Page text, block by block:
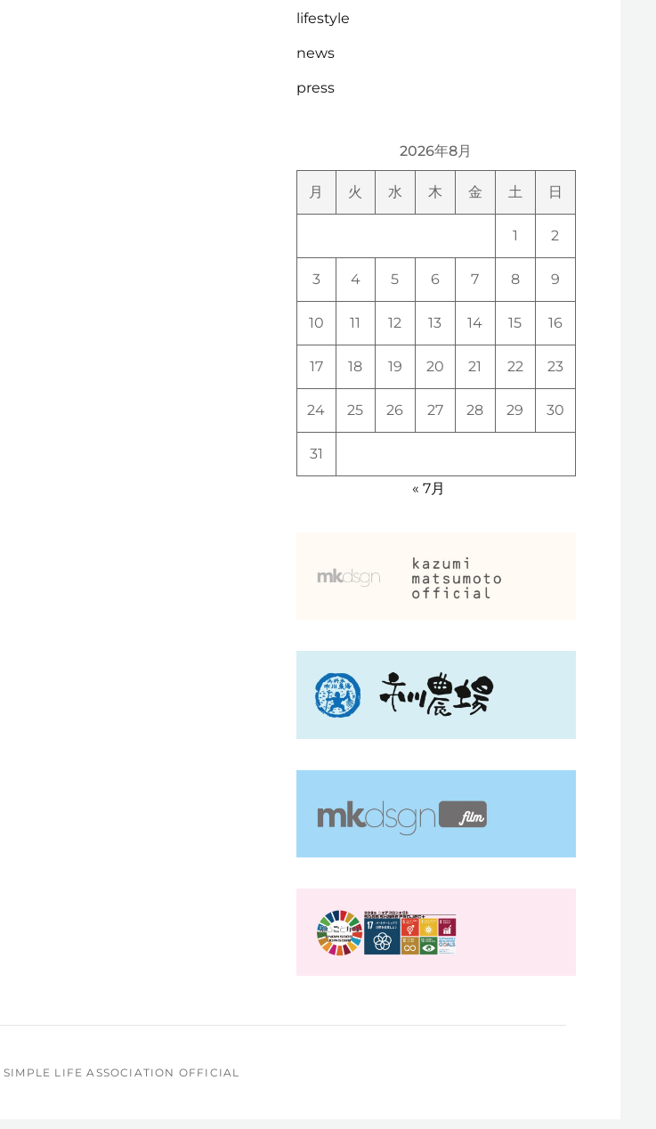
lifestyle
news
press
2026年8月
月 火 水 木 金 土 日
1 2
3 4 5 6 7 8 9
10 11 12 13 14 15 16
17 18 19 20 21 22 23
24 25 26 27 28 29 30
31
« 7月
SIMPLE LIFE ASSOCIATION OFFICIAL